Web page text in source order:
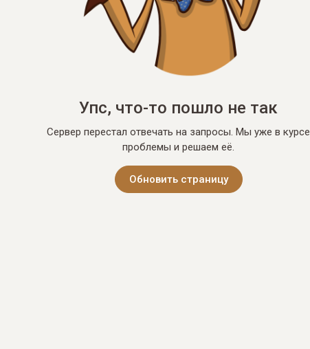
Упс, что-то пошло не так
Сервер перестал отвечать на запросы. Мы уже в курсе
проблемы и решаем её.
Обновить страницу